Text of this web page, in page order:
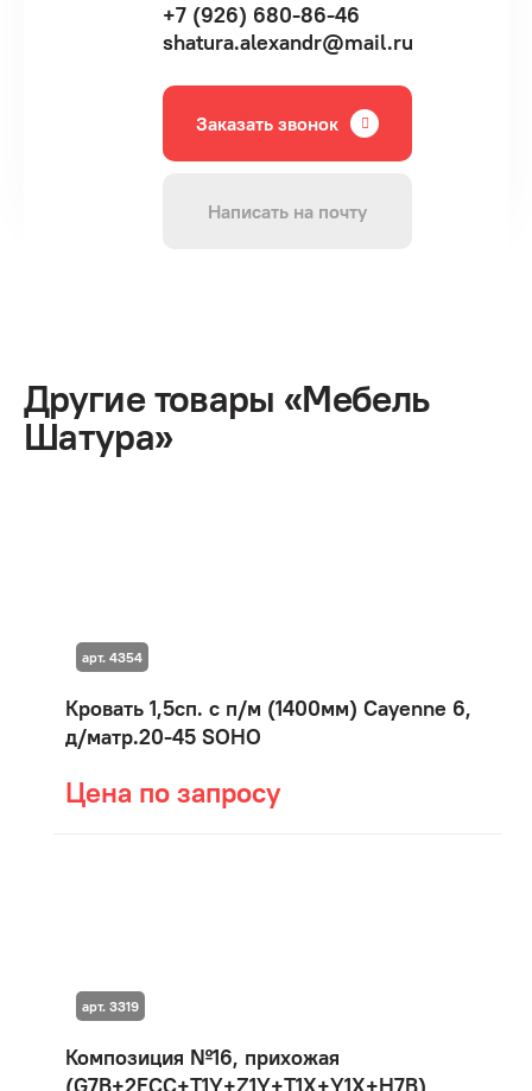
+7 (926) 680-86-46
shatura.alexandr@mail.ru
Заказать звонок
Написать на почту
Другие товары «Мебель
Шатура»
Кровать 1,5сп. с п/м (1400мм) Cayenne 6,
д/матр.20-45 SOHO
Цена по запросу
арт. 4354
Композиция №16, прихожая
арт. 3319